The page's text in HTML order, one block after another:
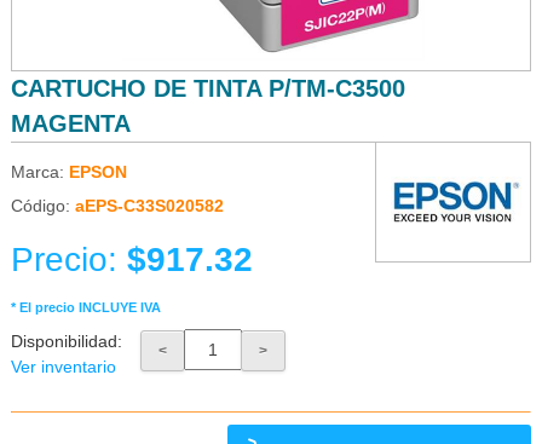
CARTUCHO DE TINTA P/TM-C3500
MAGENTA
Marca: EPSON
Código: aEPS-C33S020582
Precio: $917.32
* El precio INCLUYE IVA
Disponibilidad:
Ver inventario
< >